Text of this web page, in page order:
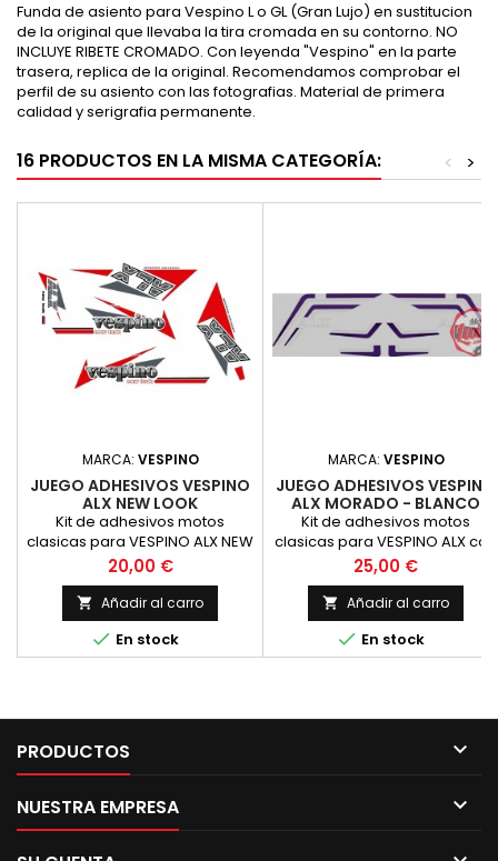
Funda de asiento para Vespino L o GL (Gran Lujo) en sustitucion
de la original que llevaba la tira cromada en su contorno. NO
INCLUYE RIBETE CROMADO. Con leyenda "Vespino" en la parte
trasera, replica de la original. Recomendamos comprobar el
perfil de su asiento con las fotografias. Material de primera
calidad y serigrafia permanente.
16 PRODUCTOS EN LA MISMA CATEGORÍA: >
<
MARCA: VESPINO
JUEGO ADHESIVOS VESPINO
ALX NEW LOOK
Kit de adhesivos motos
clasicas para VESPINO ALX NEW
LOOK. Juego de Pegatinas
Completo - Vinilo para Moto,
m&aacute;xima Calidad.
Precio
20,00 €
 Añadir al carro
 En stock
MARCA: VESPINO
JUEGO ADHESIVOS VESPINO
ALX MORADO - BLANCO
Kit de adhesivos motos
clasicas para VESPINO ALX con
franjas gruesas MORADAS y
finas en color BLANCO,
LEYENDAS DE ALX en BLANCO.
Juego de Pegatinas Completo
- Vinilo para Moto,
m&aacute;xima Calidad.
Precio
25,00 €
 Añadir al carro
 En stock
PRODUCTOS 
NUESTRA EMPRESA 